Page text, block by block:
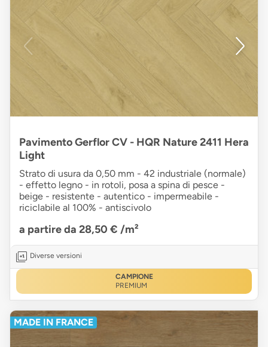
Pavimento Gerflor CV - HQR Nature 2411 Hera
Light
Strato di usura da 0,50 mm - 42 industriale (normale)
- effetto legno - in rotoli, posa a spina di pesce -
beige - resistente - autentico - impermeabile -
riciclabile al 100% - antiscivolo
a partire da 28,50 € /m²
Diverse versioni
CAMPIONE
PREMIUM
MADE IN FRANCE